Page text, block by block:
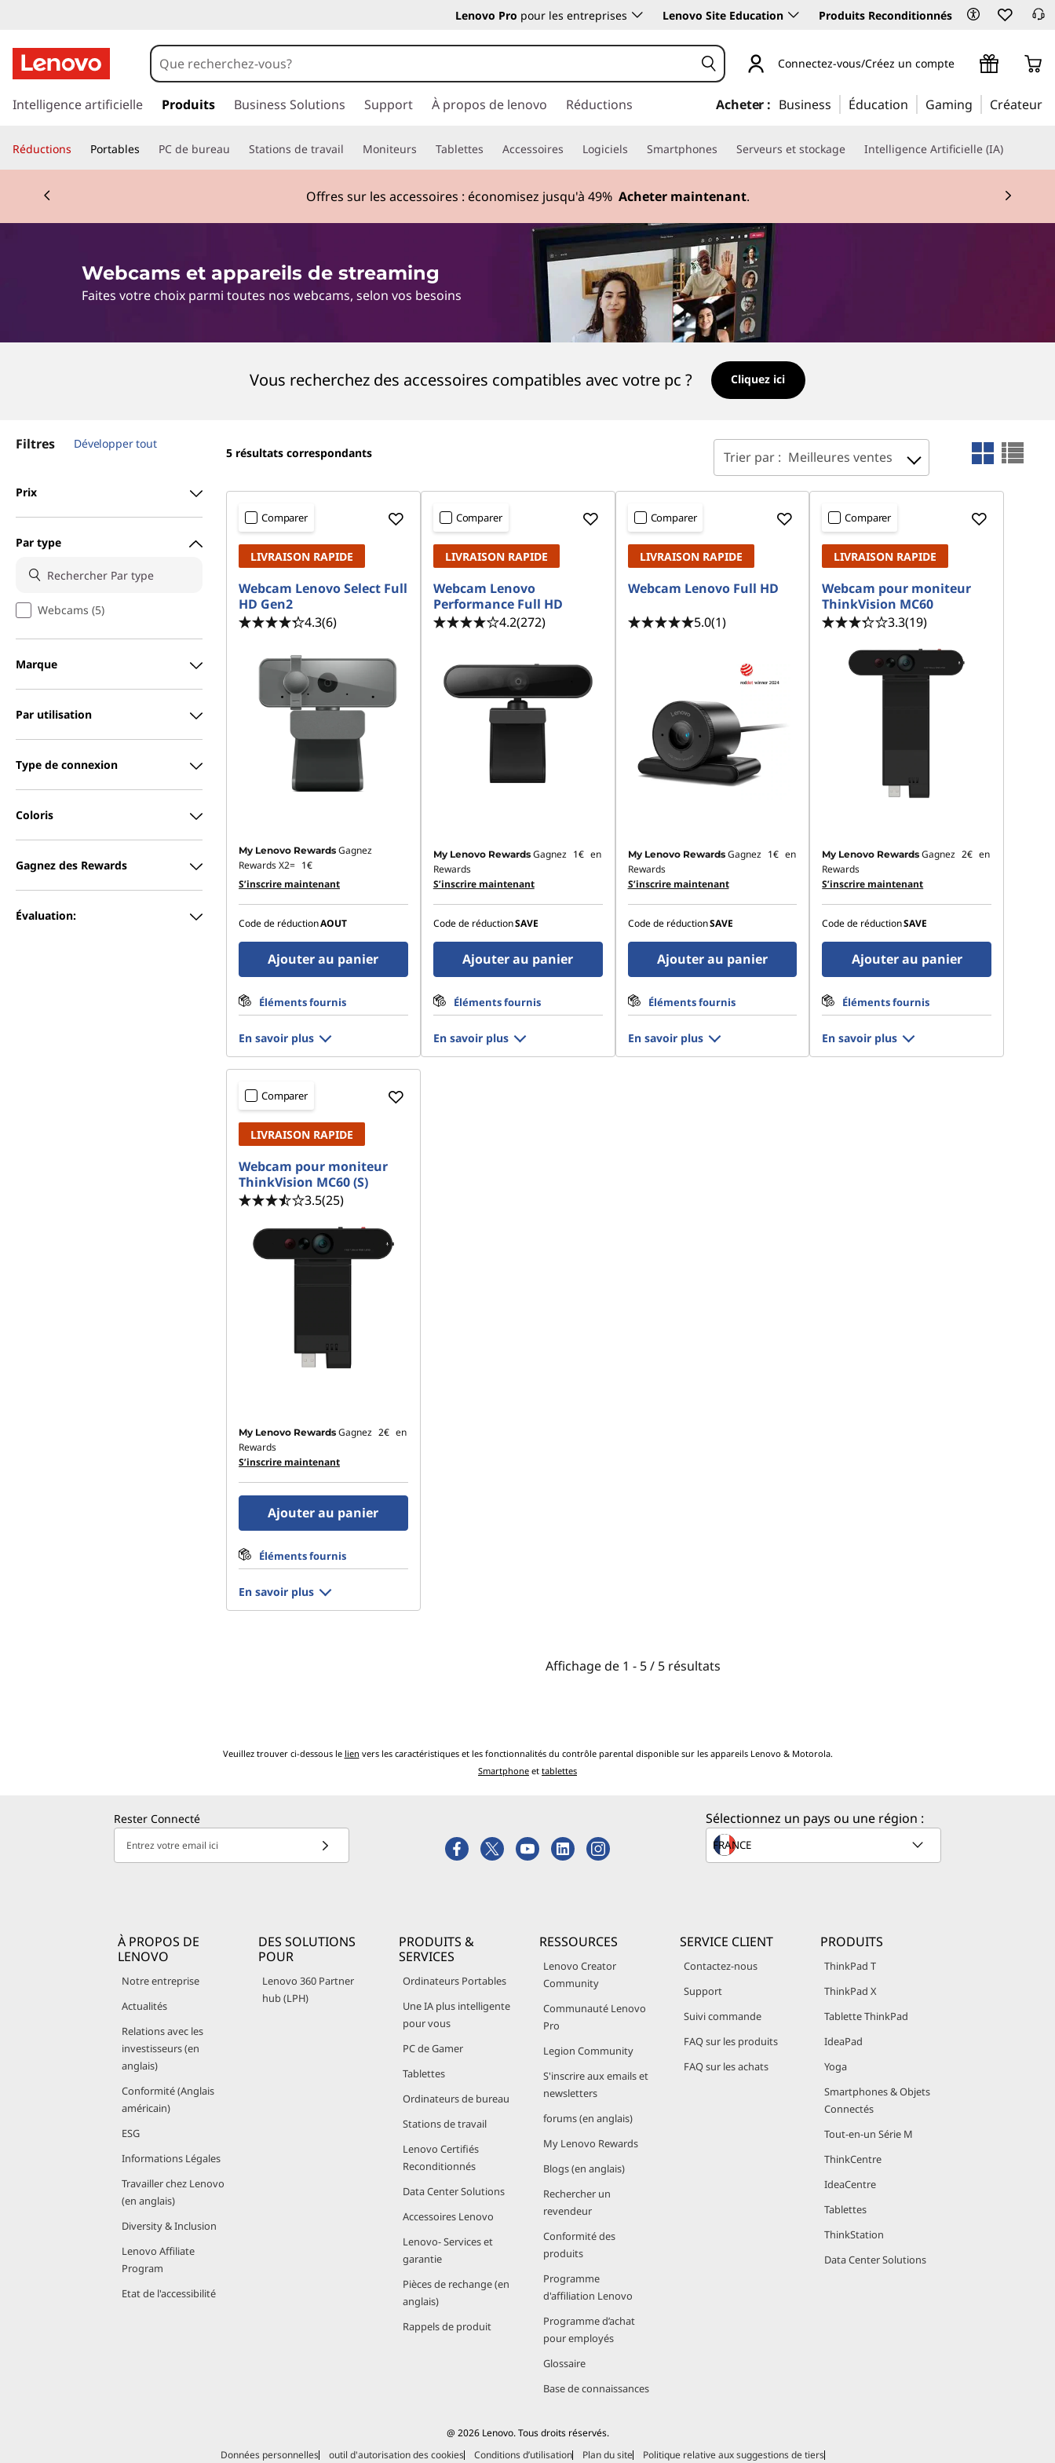
o
n
e
e
Lenovo Pro pour les entreprises Lenovo Site Education Produits Reconditionnés
a
e
r
c
p
p
Connectez-vous/Créez un compte
Intelligence artificielle Produits Business Solutions Support À propos de lenovo Réductions Acheter : Business Éducation Gaming Créateur
Réductions Portables PC de bureau Stations de travail Moniteurs Tablettes Accessoires Logiciels Smartphones Serveurs et stockage Intelligence Artificielle (IA)
Offres sur les accessoires : économisez jusqu'à 49% Acheter maintenant.
Webcams et appareils de streaming
Faites votre choix parmi toutes nos webcams, selon vos besoins
Vous recherchez des accessoires compatibles avec votre pc ? Cliquez ici
Filtres Développer tout
Prix
Par type
Webcams (5)
Marque
Par utilisation
Type de connexion
Coloris
Gagnez des Rewards
Évaluation:
5 résultats correspondants Trier par : Meilleures ventes
Comparer
LIVRAISON RAPIDE
Webcam Lenovo Select Full
HD Gen2
4.3(6)
My Lenovo Rewards Gagnez
Rewards X2= 1€
S’inscrire maintenant
Code de réductionAOUT
Ajouter au panier
Éléments fournis
En savoir plus
Comparer
LIVRAISON RAPIDE
Webcam Lenovo
Performance Full HD
4.2(272)
My Lenovo Rewards Gagnez 1€ en
Rewards
S’inscrire maintenant
Code de réductionSAVE
Ajouter au panier
Éléments fournis
En savoir plus
Comparer
LIVRAISON RAPIDE
Webcam Lenovo Full HD
5.0(1)
My Lenovo Rewards Gagnez 1€ en
Rewards
S’inscrire maintenant
Code de réductionSAVE
Ajouter au panier
Éléments fournis
En savoir plus
Comparer
LIVRAISON RAPIDE
Webcam pour moniteur
ThinkVision MC60
3.3(19)
My Lenovo Rewards Gagnez 2€ en
Rewards
S’inscrire maintenant
Code de réductionSAVE
Ajouter au panier
Éléments fournis
En savoir plus
Comparer
LIVRAISON RAPIDE
Webcam pour moniteur
ThinkVision MC60 (S)
3.5(25)
My Lenovo Rewards Gagnez 2€ en
Rewards
S’inscrire maintenant
Ajouter au panier
Éléments fournis
En savoir plus
Affichage de1 - 5 / 5 résultats
Veuillez trouver ci-dessous le lien vers les caractéristiques et les fonctionnalités du contrôle parental disponible sur les appareils Lenovo & Motorola.
Smartphone et tablettes
Rester Connecté
Entrez votre email ici
Sélectionnez un pays ou une région :
À PROPOS DE
LENOVO
Notre entreprise
Actualités
Relations avec les
investisseurs (en
anglais)
Conformité (Anglais
américain)
ESG
Informations Légales
Travailler chez Lenovo
(en anglais)
Diversity & Inclusion
Lenovo Affiliate
Program
Etat de l'accessibilité
DES SOLUTIONS
POUR
Lenovo 360 Partner
hub (LPH)
PRODUITS &
SERVICES
Ordinateurs Portables
Une IA plus intelligente
pour vous
PC de Gamer
Tablettes
Ordinateurs de bureau
Stations de travail
Lenovo Certifiés
Reconditionnés
Data Center Solutions
Accessoires Lenovo
Lenovo- Services et
garantie
Pièces de rechange (en
anglais)
Rappels de produit
RESSOURCES
Lenovo Creator
Community
Communauté Lenovo
Pro
Legion Community
S'inscrire aux emails et
newsletters
forums (en anglais)
My Lenovo Rewards
Blogs (en anglais)
Rechercher un
revendeur
Conformité des
produits
Programme
d'affiliation Lenovo
Programme d’achat
pour employés
Glossaire
Base de connaissances
SERVICE CLIENT
Contactez-nous
Support
Suivi commande
FAQ sur les produits
FAQ sur les achats
PRODUITS
ThinkPad T
ThinkPad X
Tablette ThinkPad
IdeaPad
Yoga
Smartphones & Objets
Connectés
Tout-en-un Série M
ThinkCentre
IdeaCentre
Tablettes
ThinkStation
Data Center Solutions
@ 2026 Lenovo. Tous droits réservés.
Données personnelles
outil d'autorisation des cookies Conditions d’utilisation Plan du site Politique relative aux suggestions de tiers